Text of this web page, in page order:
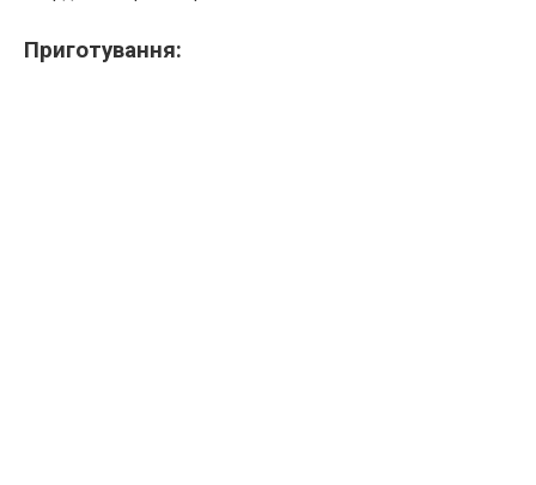
Приготування: